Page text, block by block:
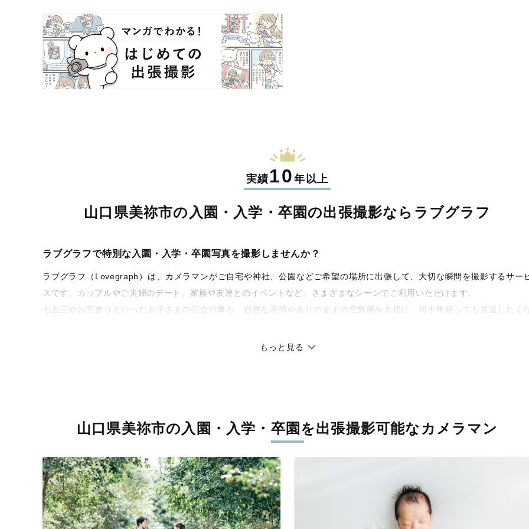
実績10年以上
山口県美祢市の入園・入学・卒園の出張撮影なら ラブグラフ
ラブグラフで特別な入園・入学・卒園写真を撮影しませんか？
ラブグラフ（Lovegraph）は、カメラマンがご自宅や神社、公園などご希望の場所に出張して、大切な瞬間を撮影するサー
スです。カップルやご夫婦のデート、家族や友達とのイベントなど、さまざまなシーンでご利用いただけます。
七五三やお宮参りといったお子さまの記念行事も、自然な表情やありのままの空気感を大切に、何十年経っても見返したく
丁寧なレタッチで思い出を美しく仕上げます
りに。きっと「こんな写真を撮ってほしかった！」と思える一枚に出会えます。まずは、ラブグラフの
い。
もっと見る
山口県美祢市の入園・入学・卒園を出張撮影可能なカメラマン